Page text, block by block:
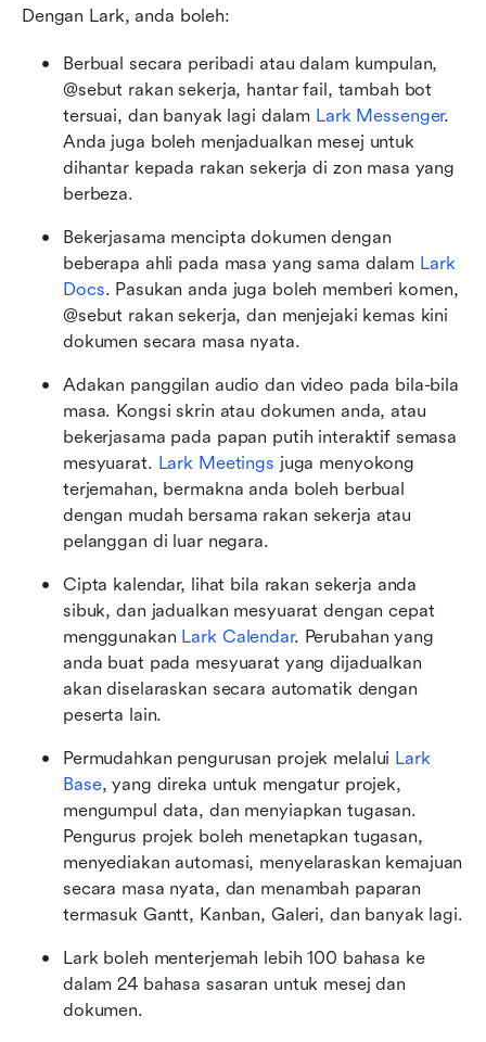
Dengan Lark, anda boleh:
Berbual secara peribadi atau dalam kumpulan,
@sebut rakan sekerja, hantar fail, tambah bot
tersuai, dan banyak lagi dalam Lark Messenger.
Anda juga boleh menjadualkan mesej untuk
dihantar kepada rakan sekerja di zon masa yang
berbeza.
Bekerjasama mencipta dokumen dengan
beberapa ahli pada masa yang sama dalam Lark
Docs. Pasukan anda juga boleh memberi komen,
@sebut rakan sekerja, dan menjejaki kemas kini
dokumen secara masa nyata.
Adakan panggilan audio dan video pada bila-bila
masa. Kongsi skrin atau dokumen anda, atau
bekerjasama pada papan putih interaktif semasa
mesyuarat. Lark Meetings juga menyokong
terjemahan, bermakna anda boleh berbual
dengan mudah bersama rakan sekerja atau
pelanggan di luar negara.
Cipta kalendar, lihat bila rakan sekerja anda
sibuk, dan jadualkan mesyuarat dengan cepat
menggunakan Lark Calendar. Perubahan yang
anda buat pada mesyuarat yang dijadualkan
akan diselaraskan secara automatik dengan
peserta lain.
Permudahkan pengurusan projek melalui Lark
Base, yang direka untuk mengatur projek,
mengumpul data, dan menyiapkan tugasan.
Pengurus projek boleh menetapkan tugasan,
menyediakan automasi, menyelaraskan kemajuan
secara masa nyata, dan menambah paparan
termasuk Gantt, Kanban, Galeri, dan banyak lagi.
Lark boleh menterjemah lebih 100 bahasa ke
dalam 24 bahasa sasaran untuk mesej dan
dokumen.